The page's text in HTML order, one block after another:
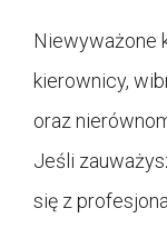
Niewyważone
kierownicy,
oraz
Jeśli
się z